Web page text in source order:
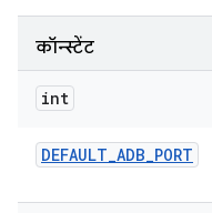
कॉन्स्टेंट
int
DEFAULT_ADB_PORT